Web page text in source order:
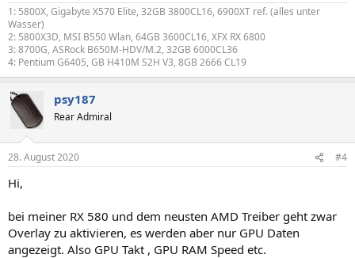
1: 5800X, Gigabyte X570 Elite, 32GB 3800CL16, 6900XT ref. (alles unter
Wasser)
2: 5800X3D, MSI B550 Wlan, 64GB 3600CL16, XFX RX 6800
3: 8700G, ASRock B650M-HDV/M.2, 32GB 6000CL36
4: Pentium G6405, GB H410M S2H V3, 8GB 2666 CL19
psy187
Rear Admiral
28. August 2020 #4
Hi,
bei meiner RX 580 und dem neusten AMD Treiber geht zwar
Overlay zu aktivieren, es werden aber nur GPU Daten
angezeigt. Also GPU Takt , GPU RAM Speed etc.